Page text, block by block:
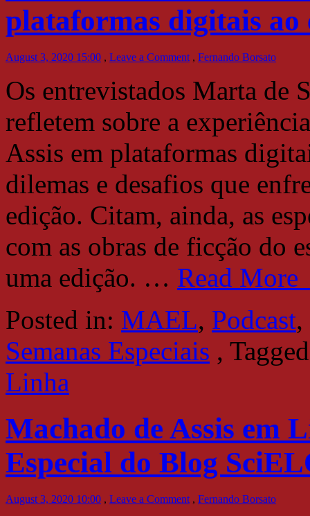
plataformas digitais ao
August 3, 2020 15:00 , Leave a Comment , Fernando Borsato
Os entrevistados Marta de
refletem sobre a
Assis em plataformas
dilemas e desafios que
edição. Citam, ainda, as
com as obras de ficção do
uma edição. … Read
Posted in: MAEL, Podcast,
Semanas Especiais ,
Linha
Machado de Assis em
Especial do Blog
August 3, 2020 10:00 , Leave a Comment , Fernando Borsato